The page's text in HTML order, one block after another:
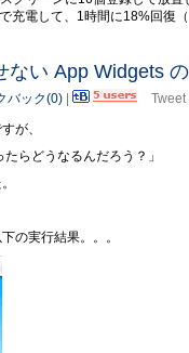
充電して、1時間に18%回復
ない App Widgets
バック(0)
Tweet
が、
らどうなるんだろう？」
の実行結果。。。